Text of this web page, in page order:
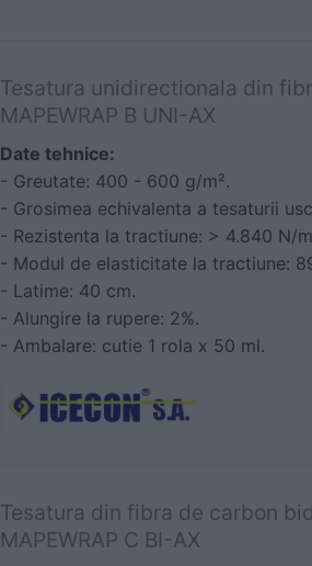
Tesatura unidirectionala din
MAPEWRAP B UNI-AX
Date tehnice:
- Greutate: 400 - 600 g/m².
- Grosimea echivalenta a tesaturii
- Rezistenta la tractiune: > 4.840 N/
- Modul de elasticitate la tractiune:
- Latime: 40 cm.
- Alungire la rupere: 2%.
- Ambalare: cutie 1 rola x 50 ml.
Tesatura din fibra de carbon
MAPEWRAP C BI-AX